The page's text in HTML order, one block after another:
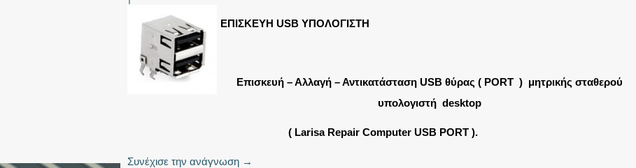
ΕΠΙΣΚΕΥΗ USB ΥΠΟΛΟΓΙΣΤΗ
Επισκευή – Αλλαγή – Αντικατάσταση USB θύρας ( PORT ) μητρικής σταθερού
υπολογιστή desktop
( Larisa Repair Computer USB PORT ).
Συνέχισε την ανάγνωση →